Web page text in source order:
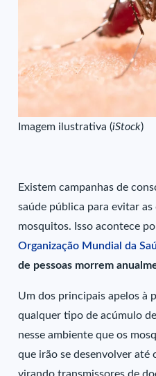
Imagem ilustrativa (iStock)
Existem campanhas de
saúde pública para evitar
mosquitos. Isso acontece
Organização Mundial da
de pessoas morrem
Um dos principais apelos à
qualquer tipo de acúmulo
nesse ambiente que os
que irão se desenvolver até